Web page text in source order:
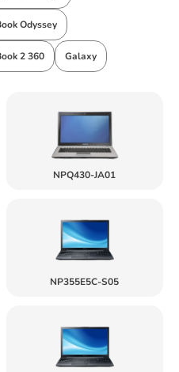
Odyssey
2 360 Galaxy
NPQ430-JA01
NP355E5C-S05